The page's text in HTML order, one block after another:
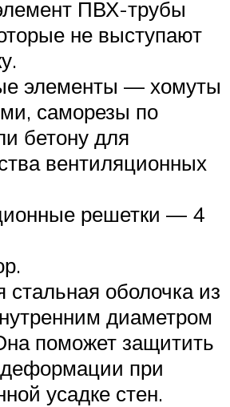
ПВХ-трубы
не выступают
элементы — хомуты
саморезы по
бетону для
вентиляционных
решетки — 4
оболочка из
диаметром
поможет защитить
при
усадке стен.